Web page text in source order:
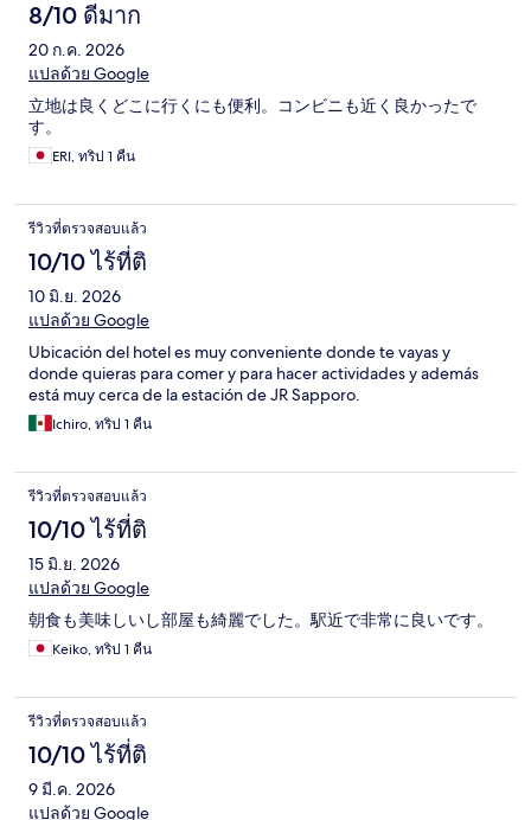
8/10 ดีมาก
20 ก.ค. 2026
แปลด้วย Google
立地は良くどこに行くにも便利。コンビニも近く良かったで
す。
ERI, ทริป 1 คืน
รีวิวที่ตรวจสอบแล้ว
10/10 ไร้ที่ติ
10 มิ.ย. 2026
แปลด้วย Google
Ubicación del hotel es muy conveniente donde te vayas y
donde quieras para comer y para hacer actividades y además
está muy cerca de la estación de JR Sapporo.
Ichiro, ทริป 1 คืน
รีวิวที่ตรวจสอบแล้ว
10/10 ไร้ที่ติ
15 มิ.ย. 2026
แปลด้วย Google
朝食も美味しいし部屋も綺麗でした。駅近で非常に良いです。
Keiko, ทริป 1 คืน
รีวิวที่ตรวจสอบแล้ว
10/10 ไร้ที่ติ
9 มี.ค. 2026
แปลด้วย Google